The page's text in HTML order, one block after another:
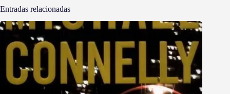
Entradas relacionadas